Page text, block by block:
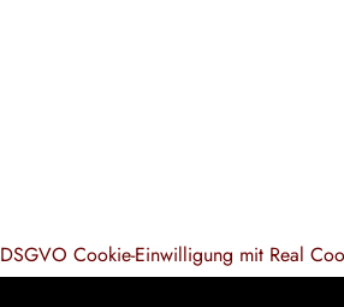
DSGVO Cookie-Einwilligung mit Real